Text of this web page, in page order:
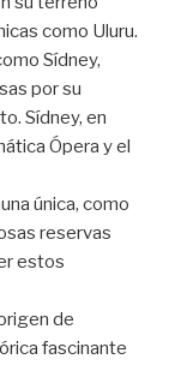
como Uluru.
Sídney,
por su
Sídney, en
Ópera y el
única, como
reservas
estos
de
fascinante